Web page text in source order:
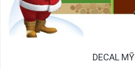
DECAL MỸ